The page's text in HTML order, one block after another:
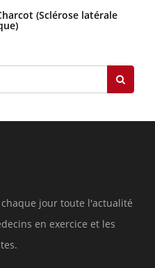
(Sclérose latérale
jour toute l'actualité
en exercice et les